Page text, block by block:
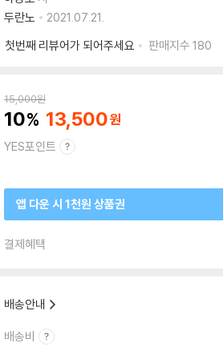
두란노
2021.07.21.
첫번째 리뷰어가 되어주세요
판매지수 180
15,000원
10 13,500
YES포인트
앱 다운 시 1천원 상품권
결제혜택
배송안내
배송비